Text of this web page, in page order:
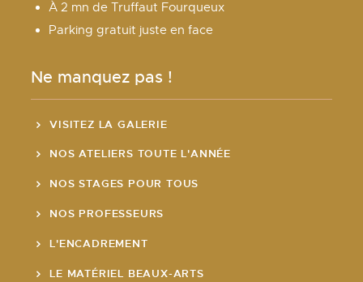
À 2 mn de Truffaut Fourqueux
Parking gratuit juste en face
Ne manquez pas !
VISITEZ LA GALERIE
NOS ATELIERS TOUTE L'ANNÉE
NOS STAGES POUR TOUS
NOS PROFESSEURS
L'ENCADREMENT
LE MATÉRIEL BEAUX-ARTS